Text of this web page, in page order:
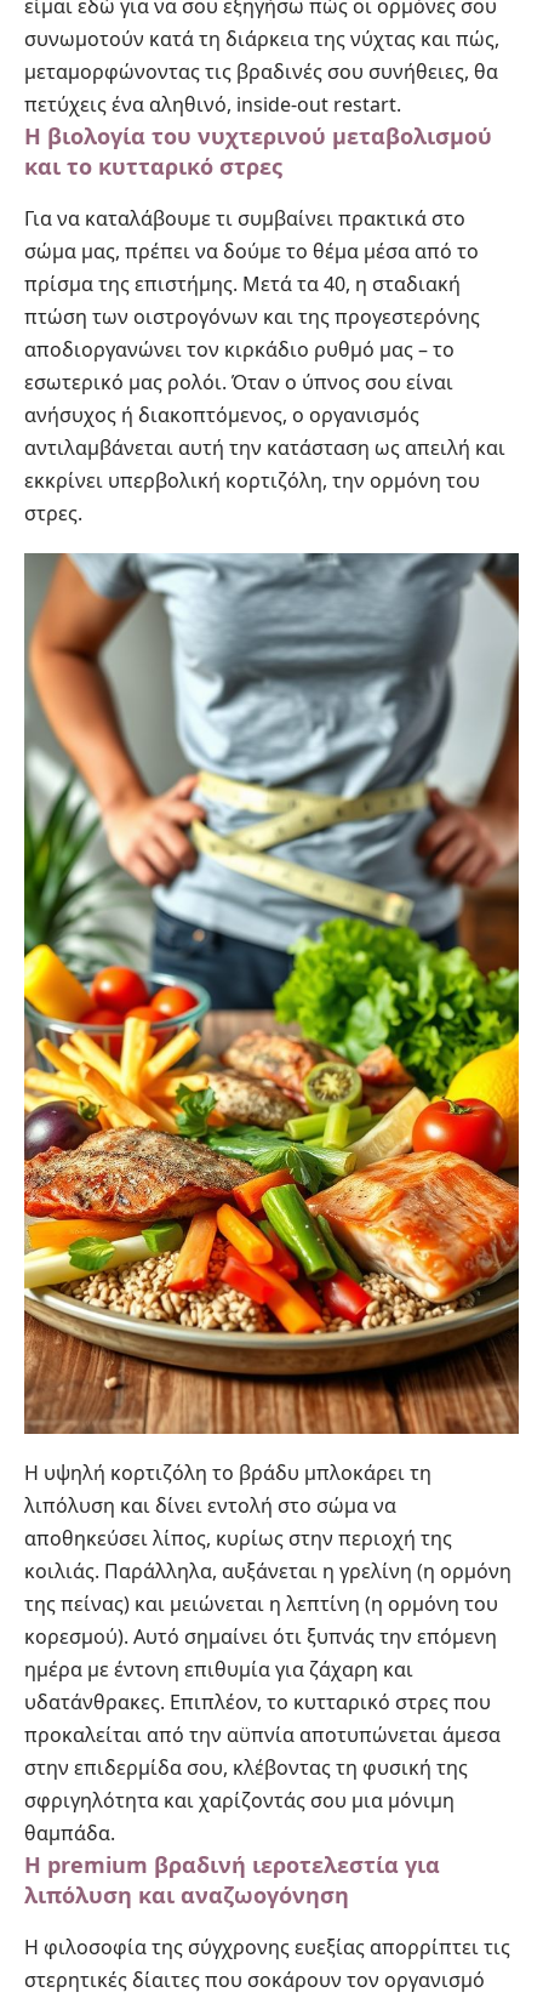
είμαι εδώ για να σου εξηγήσω πώς οι ορμόνες σου
συνωμοτούν κατά τη διάρκεια της νύχτας και πώς,
μεταμορφώνοντας τις βραδινές σου συνήθειες, θα
πετύχεις ένα αληθινό, inside-out restart.
Η βιολογία του νυχτερινού μεταβολισμού
και το κυτταρικό στρες
Για να καταλάβουμε τι συμβαίνει πρακτικά στο
σώμα μας, πρέπει να δούμε το θέμα μέσα από το
πρίσμα της επιστήμης. Μετά τα 40, η σταδιακή
πτώση των οιστρογόνων και της προγεστερόνης
αποδιοργανώνει τον κιρκάδιο ρυθμό μας – το
εσωτερικό μας ρολόι. Όταν ο ύπνος σου είναι
ανήσυχος ή διακοπτόμενος, ο οργανισμός
αντιλαμβάνεται αυτή την κατάσταση ως απειλή και
εκκρίνει υπερβολική κορτιζόλη, την ορμόνη του
στρες.
Η υψηλή κορτιζόλη το βράδυ μπλοκάρει τη
λιπόλυση και δίνει εντολή στο σώμα να
αποθηκεύσει λίπος, κυρίως στην περιοχή της
κοιλιάς. Παράλληλα, αυξάνεται η γρελίνη (η ορμόνη
της πείνας) και μειώνεται η λεπτίνη (η ορμόνη του
κορεσμού). Αυτό σημαίνει ότι ξυπνάς την επόμενη
ημέρα με έντονη επιθυμία για ζάχαρη και
υδατάνθρακες. Επιπλέον, το κυτταρικό στρες που
προκαλείται από την αϋπνία αποτυπώνεται άμεσα
στην επιδερμίδα σου, κλέβοντας τη φυσική της
σφριγηλότητα και χαρίζοντάς σου μια μόνιμη
θαμπάδα.
Η premium βραδινή ιεροτελεστία για
λιπόλυση και αναζωογόνηση
Η φιλοσοφία της σύγχρονης ευεξίας απορρίπτει τις
στερητικές δίαιτες που σοκάρουν τον οργανισμό